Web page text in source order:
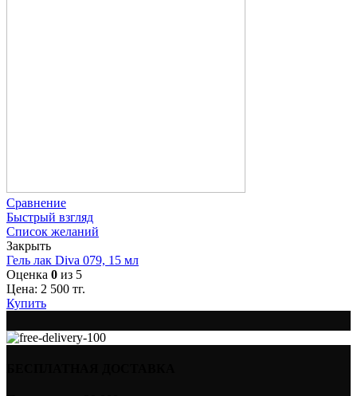
Сравнение
Быстрый взгляд
Список желаний
Закрыть
Гель лак Diva 079, 15 мл
Оценка 0 из 5
Цена: 2 500 тг.
Купить